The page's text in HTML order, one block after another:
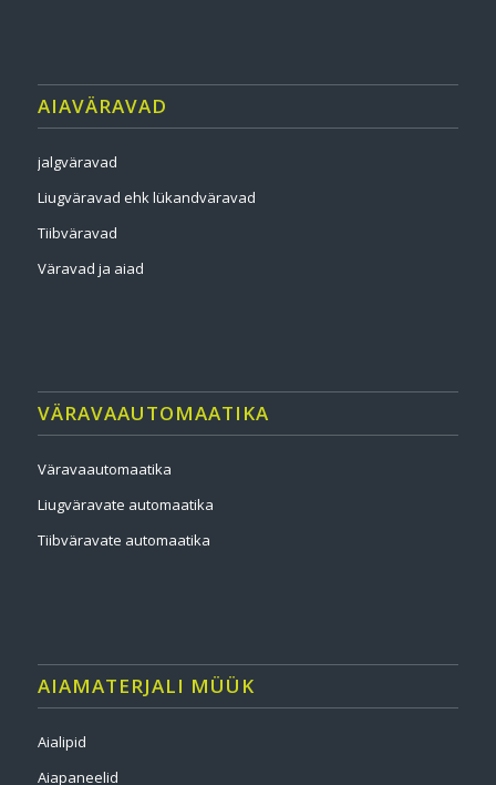
AIAVÄRAVAD
jalgväravad
Liugväravad ehk lükandväravad
Tiibväravad
Väravad ja aiad
VÄRAVAAUTOMAATIKA
Väravaautomaatika
Liugväravate automaatika
Tiibväravate automaatika
AIAMATERJALI MÜÜK
Aialipid
Aiapaneelid